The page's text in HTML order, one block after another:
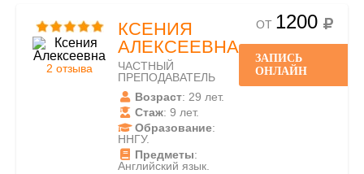
2 отзыва
КСЕНИЯ
АЛЕКСЕЕВНА
ЧАСТНЫЙ
ПРЕПОДАВАТЕЛЬ
Возраст: 29 лет.
Стаж: 9 лет.
Образование:
ННГУ.
Предметы:
Английский язык.
ОТ 1200
ЗАПИСЬ
ОНЛАЙН